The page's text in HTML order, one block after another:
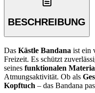
BESCHREIBUNG
Das Kästle Bandana ist ein
Freizeit. Es schützt
seines funktionalen
Atmungsaktivität. Ob als
Kopftuch – das Bandana